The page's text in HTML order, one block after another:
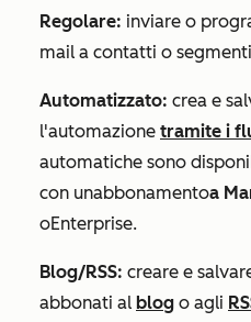
Regolare: inviare o
mail a contatti o
Automatizzato: crea e
l'automazione tramite i
automatiche sono
con unabbonamentoa
oEnterprise.
Blog/RSS: creare e
abbonati al blog o agli